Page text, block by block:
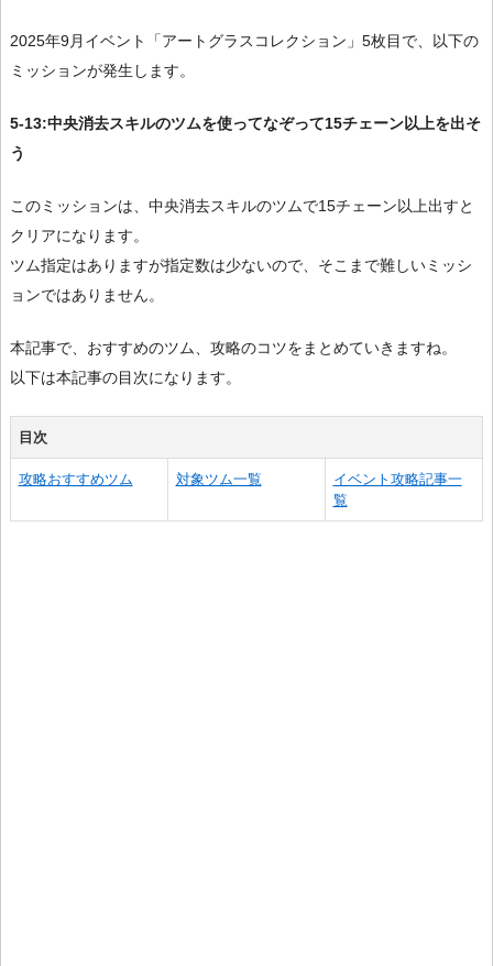
2025年9月イベント「アートグラスコレクション」5枚目で、以下の
ミッションが発生します。
5-13:中央消去スキルのツムを使ってなぞって15チェーン以上を出そ
う
このミッションは、中央消去スキルのツムで15チェーン以上出すと
クリアになります。
ツム指定はありますが指定数は少ないので、そこまで難しいミッシ
ョンではありません。
本記事で、おすすめのツム、攻略のコツをまとめていきますね。
以下は本記事の目次になります。
目次
攻略おすすめツム 対象ツム一覧
イベント攻略記事一
覧